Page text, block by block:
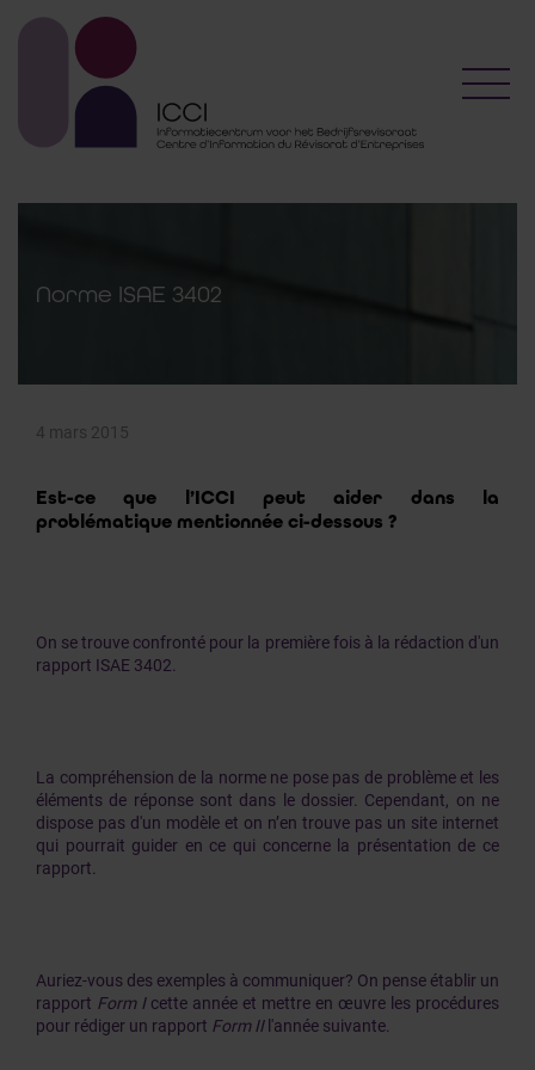
Norme ISAE 3402
4 mars 2015
Est-ce que l’ICCI peut aider dans la
problématique mentionnée ci-dessous ?
On se trouve confronté pour la première fois à la rédaction d'un
rapport ISAE 3402.
La compréhension de la norme ne pose pas de problème et les
éléments de réponse sont dans le dossier. Cependant, on ne
dispose pas d'un modèle et on n’en trouve pas un site internet
qui pourrait guider en ce qui concerne la présentation de ce
rapport.
Auriez-vous des exemples à communiquer? On pense établir un
rapport Form Icette année et mettre en œuvre les procédures
pour rédiger un rapport Form IIl'année suivante.